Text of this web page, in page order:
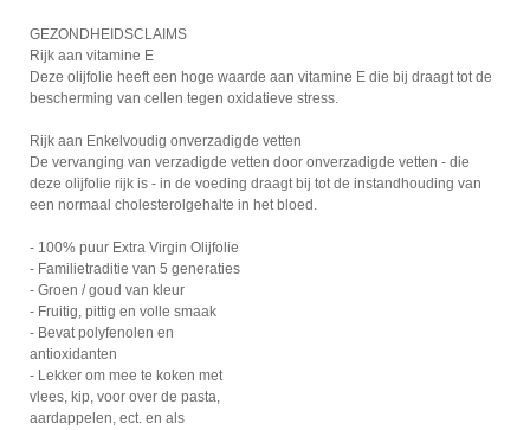
GEZONDHEIDSCLAIMS
Rijk aan vitamine E
Deze olijfolie heeft een hoge waarde aan vitamine E die bij draagt tot de
bescherming van cellen tegen oxidatieve stress.
Rijk aan Enkelvoudig onverzadigde vetten
De vervanging van verzadigde vetten door onverzadigde vetten - die
deze olijfolie rijk is - in de voeding draagt bij tot de instandhouding van
een normaal cholesterolgehalte in het bloed.
- 100% puur Extra Virgin Olijfolie
- Familietraditie van 5 generaties
- Groen / goud van kleur
- Fruitig, pittig en volle smaak
- Bevat polyfenolen en
antioxidanten
- Lekker om mee te koken met
vlees, kip, voor over de pasta,
aardappelen, ect. en als